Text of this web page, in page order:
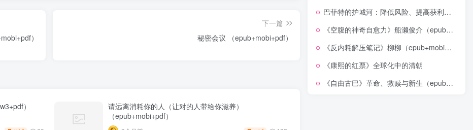
）
下一篇
秘密会议 （epub+mobi+pdf）
）
请远离消耗你的人（让对的人带给你滋养）
（epub+mobi+pdf）
巴菲特的护城河：降低风险、提高获利的股市真规则(epub+azw3+mobi)
《空腹的神奇自愈力》船濑俊介（epub+mobi+azw3+pdf）
《反内耗解压笔记》柳柳（epub+mobi+azw3+pdf）
《康熙的红票》全球化中的清朝
《自由古巴》革命、救赎与新生（epub+mobi+azw3+pdf）